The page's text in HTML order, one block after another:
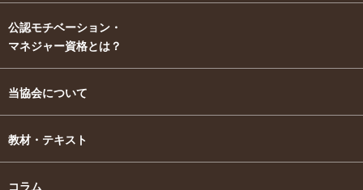
公認モチベーション・
マネジャー資格とは？
当協会について
教材・テキスト
コラム